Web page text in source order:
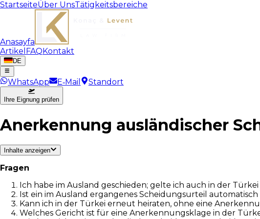
StartseiteÜber UnsTätigkeitsbereiche
Anasayfa
Artikel FAQKontakt
DE
WhatsApp E‑Mail Standort
Ihre Eignung prüfen
Anerkennung ausländischer
Inhalte anzeigen
Fragen
Ich habe im Ausland geschieden; gelte ich auch in der Türkei
Ist ein im Ausland ergangenes Scheidungsurteil
Kann ich in der Türkei erneut heiraten, ohne eine
Welches Gericht ist für eine Anerkennungsklage in der